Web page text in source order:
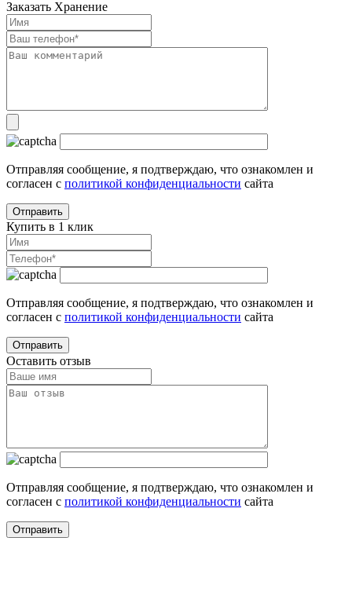
Заказать Хранение
Отправляя сообщение, я подтверждаю, что ознакомлен и
согласен с политикой конфиденциальности сайта
Купить в 1 клик
Отправляя сообщение, я подтверждаю, что ознакомлен и
согласен с политикой конфиденциальности сайта
Оставить отзыв
Отправляя сообщение, я подтверждаю, что ознакомлен и
согласен с политикой конфиденциальности сайта